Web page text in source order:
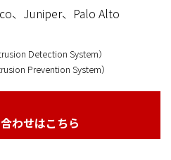
、Juniper、Palo Alto
Detection System）
Prevention System）
わせはこちら